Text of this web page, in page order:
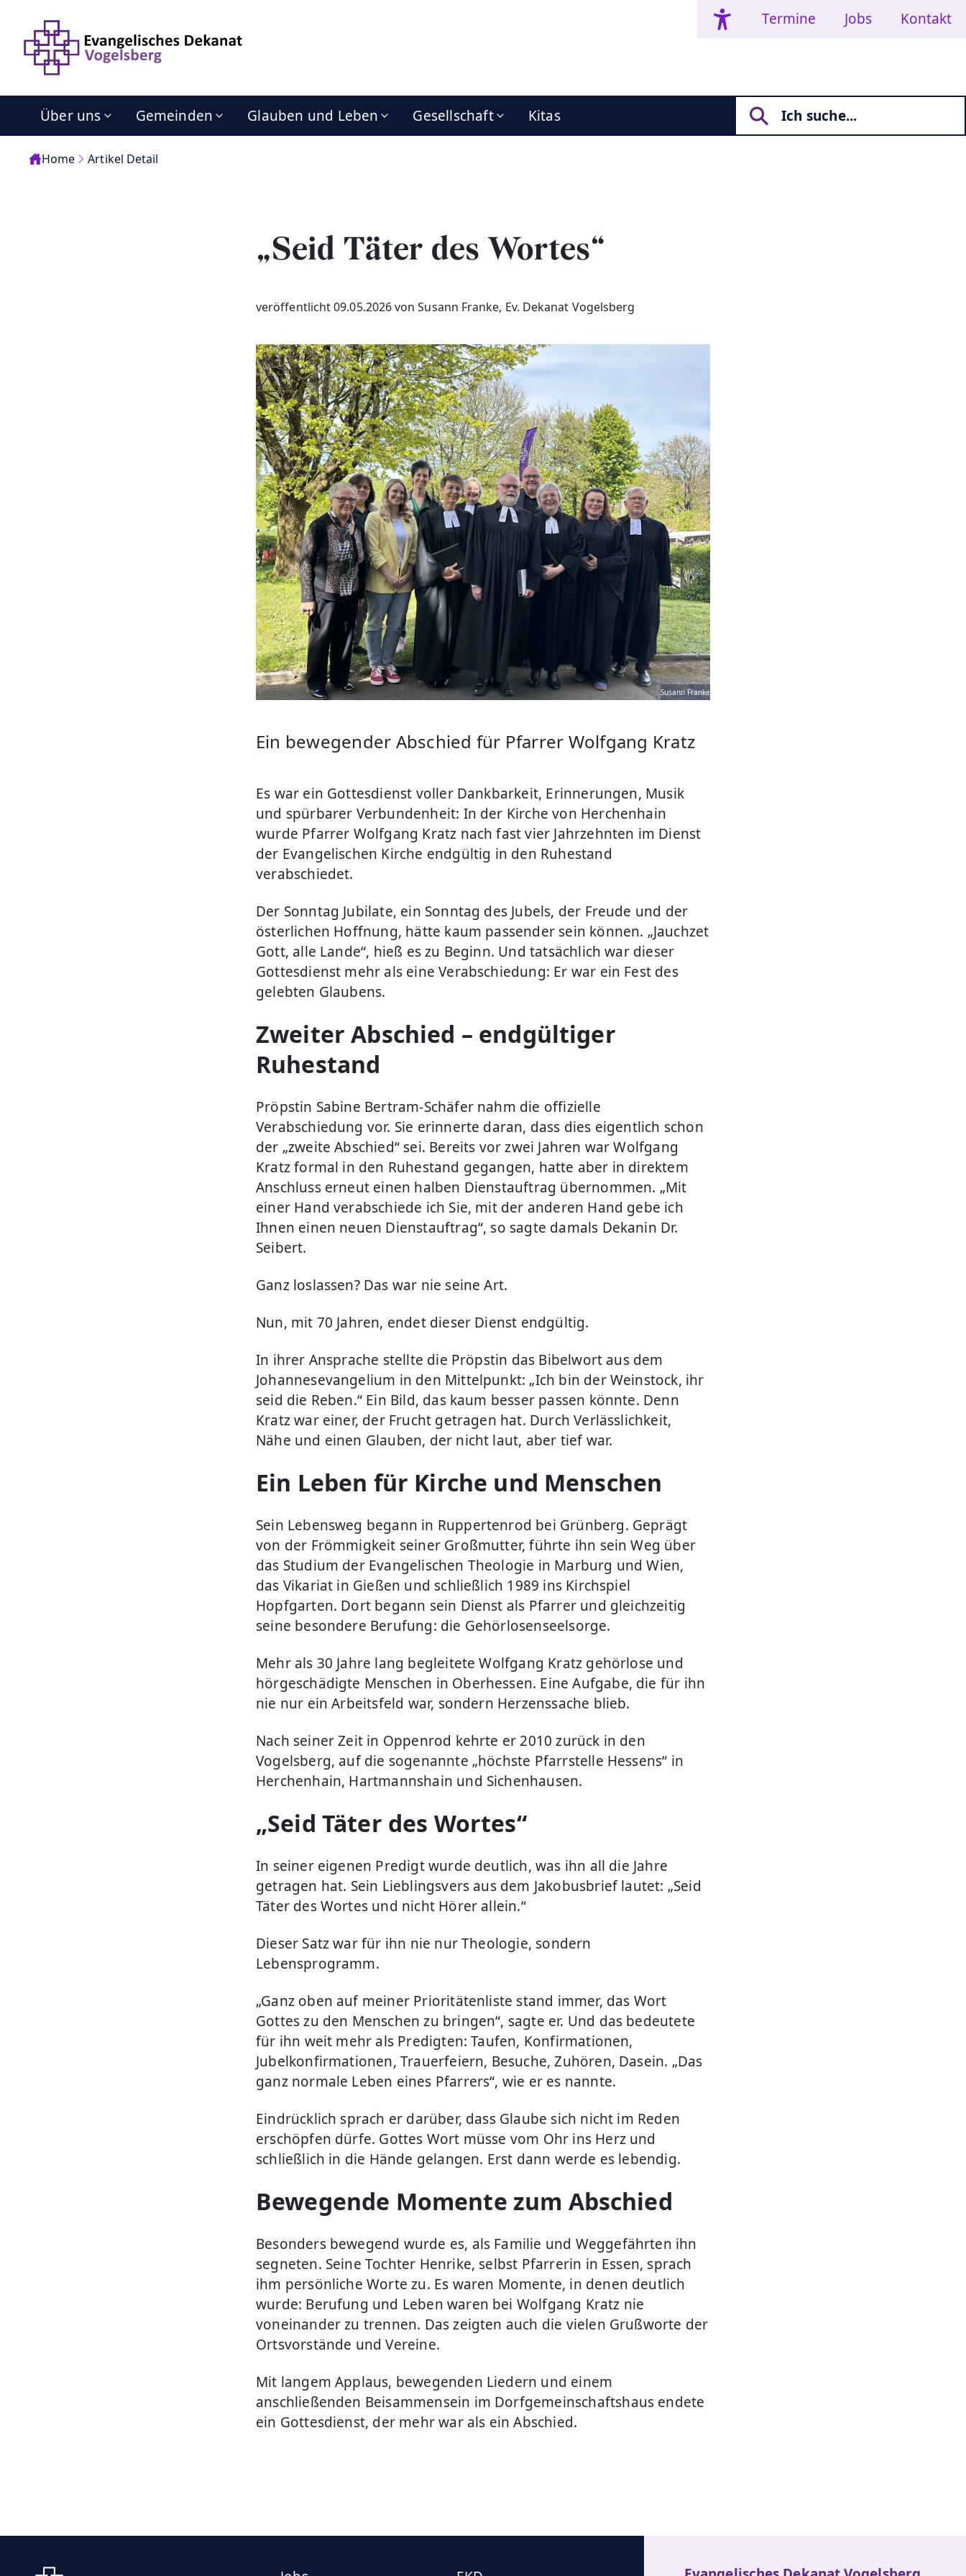
Termine Jobs Kontakt
Über uns Gemeinden Glauben und Leben Gesellschaft Kitas
Home Artikel Detail
„Seid Täter des Wortes“
veröffentlicht 09.05.2026 von Susann Franke, Ev. Dekanat Vogelsberg
Susann Franke
Ein bewegender Abschied für Pfarrer Wolfgang Kratz
Es war ein Gottesdienst voller Dankbarkeit, Erinnerungen, Musik
und spürbarer Verbundenheit: In der Kirche von Herchenhain
wurde Pfarrer Wolfgang Kratz nach fast vier Jahrzehnten im Dienst
der Evangelischen Kirche endgültig in den Ruhestand
verabschiedet.
Der Sonntag Jubilate, ein Sonntag des Jubels, der Freude und der
österlichen Hoffnung, hätte kaum passender sein können. „Jauchzet
Gott, alle Lande“, hieß es zu Beginn. Und tatsächlich war dieser
Gottesdienst mehr als eine Verabschiedung: Er war ein Fest des
gelebten Glaubens.
Zweiter Abschied – endgültiger
Ruhestand
Pröpstin Sabine Bertram-Schäfer nahm die offizielle
Verabschiedung vor. Sie erinnerte daran, dass dies eigentlich schon
der „zweite Abschied“ sei. Bereits vor zwei Jahren war Wolfgang
Kratz formal in den Ruhestand gegangen, hatte aber in direktem
Anschluss erneut einen halben Dienstauftrag übernommen. „Mit
einer Hand verabschiede ich Sie, mit der anderen Hand gebe ich
Ihnen einen neuen Dienstauftrag“, so sagte damals Dekanin Dr.
Seibert.
Ganz loslassen? Das war nie seine Art.
Nun, mit 70 Jahren, endet dieser Dienst endgültig.
In ihrer Ansprache stellte die Pröpstin das Bibelwort aus dem
Johannesevangelium in den Mittelpunkt: „Ich bin der Weinstock, ihr
seid die Reben.“ Ein Bild, das kaum besser passen könnte. Denn
Kratz war einer, der Frucht getragen hat. Durch Verlässlichkeit,
Nähe und einen Glauben, der nicht laut, aber tief war.
Ein Leben für Kirche und Menschen
Sein Lebensweg begann in Ruppertenrod bei Grünberg. Geprägt
von der Frömmigkeit seiner Großmutter, führte ihn sein Weg über
das Studium der Evangelischen Theologie in Marburg und Wien,
das Vikariat in Gießen und schließlich 1989 ins Kirchspiel
Hopfgarten. Dort begann sein Dienst als Pfarrer und gleichzeitig
seine besondere Berufung: die Gehörlosenseelsorge.
Mehr als 30 Jahre lang begleitete Wolfgang Kratz gehörlose und
hörgeschädigte Menschen in Oberhessen. Eine Aufgabe, die für ihn
nie nur ein Arbeitsfeld war, sondern Herzenssache blieb.
Nach seiner Zeit in Oppenrod kehrte er 2010 zurück in den
Vogelsberg, auf die sogenannte „höchste Pfarrstelle Hessens“ in
Herchenhain, Hartmannshain und Sichenhausen.
„Seid Täter des Wortes“
In seiner eigenen Predigt wurde deutlich, was ihn all die Jahre
getragen hat. Sein Lieblingsvers aus dem Jakobusbrief lautet: „Seid
Täter des Wortes und nicht Hörer allein.“
Dieser Satz war für ihn nie nur Theologie, sondern
Lebensprogramm.
„Ganz oben auf meiner Prioritätenliste stand immer, das Wort
Gottes zu den Menschen zu bringen“, sagte er. Und das bedeutete
für ihn weit mehr als Predigten: Taufen, Konfirmationen,
Jubelkonfirmationen, Trauerfeiern, Besuche, Zuhören, Dasein. „Das
ganz normale Leben eines Pfarrers“, wie er es nannte.
Eindrücklich sprach er darüber, dass Glaube sich nicht im Reden
erschöpfen dürfe. Gottes Wort müsse vom Ohr ins Herz und
schließlich in die Hände gelangen. Erst dann werde es lebendig.
Bewegende Momente zum Abschied
Besonders bewegend wurde es, als Familie und Weggefährten ihn
segneten. Seine Tochter Henrike, selbst Pfarrerin in Essen, sprach
ihm persönliche Worte zu. Es waren Momente, in denen deutlich
wurde: Berufung und Leben waren bei Wolfgang Kratz nie
voneinander zu trennen. Das zeigten auch die vielen Grußworte der
Ortsvorstände und Vereine.
Mit langem Applaus, bewegenden Liedern und einem
anschließenden Beisammensein im Dorfgemeinschaftshaus endete
ein Gottesdienst, der mehr war als ein Abschied.